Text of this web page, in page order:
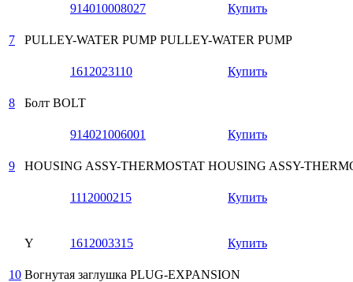
914010008027 Купить
7 PULLEY-WATER PUMP PULLEY-WATER PUMP
1612023110 Купить
8 Болт BOLT
914021006001 Купить
9 HOUSING ASSY-THERMOSTAT HOUSING ASSY-
1112000215 Купить
Y 1612003315 Купить
10 Вогнутая заглушка PLUG-EXPANSION